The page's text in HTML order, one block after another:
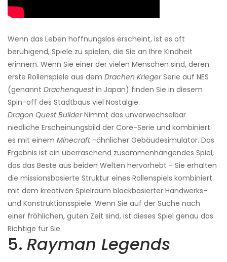
Wenn das Leben hoffnungslos erscheint, ist es oft
beruhigend, Spiele zu spielen, die Sie an Ihre Kindheit
erinnern. Wenn Sie einer der vielen Menschen sind, deren
erste Rollenspiele aus dem Drachen KriegerSerie auf NES
(genannt Drachenquestin Japan) finden Sie in diesem
Spin-off des Stadtbaus viel Nostalgie.
Dragon Quest BuilderNimmt das unverwechselbar
niedliche Erscheinungsbild der Core-Serie und kombiniert
es mit einem Minecraft-ähnlicher Gebäudesimulator. Das
Ergebnis ist ein überraschend zusammenhängendes Spiel,
das das Beste aus beiden Welten hervorhebt - Sie erhalten
die missionsbasierte Struktur eines Rollenspiels kombiniert
mit dem kreativen Spielraum blockbasierter Handwerks-
und Konstruktionsspiele. Wenn Sie auf der Suche nach
einer fröhlichen, guten Zeit sind, ist dieses Spiel genau das
Richtige für Sie.
5. Rayman Legends